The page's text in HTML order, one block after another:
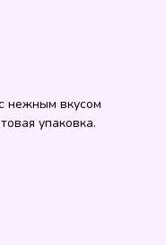
нежным вкусом
упаковка.